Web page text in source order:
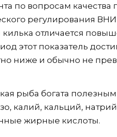
по вопросам
регулирования
отличается
показатель
ниже и обычно не
рыба богата
калий, кальций,
жирные кислоты.